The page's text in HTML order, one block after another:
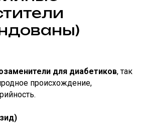
для диабетиков, так
происхождение,